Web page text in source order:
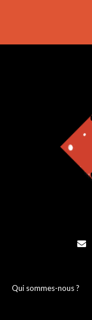
Qui sommes-nous ?